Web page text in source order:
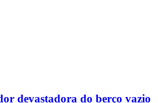
devastadora do berço vazio